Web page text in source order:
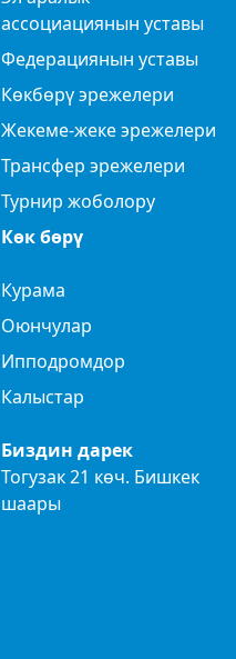
ассоциациянын уставы
Федерациянын уставы
Көкбөрү эрежелери
Жекеме-жеке эрежелери
Трансфер эрежелери
Турнир жоболору
Көк бөрү
Курама
Оюнчулар
Ипподромдор
Калыстар
Биздин дарек
Тогузак 21 көч. Бишкек
шаары